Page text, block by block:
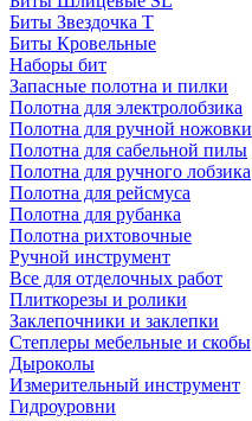
Биты Звездочка T
Биты Кровельные
Наборы бит
Запасные полотна и пилки
Полотна для электролобзика
Полотна для ручной ножовки
Полотна для сабельной пилы
Полотна для ручного лобзика
Полотна для рейсмуса
Полотна для рубанка
Полотна рихтовочные
Ручной инструмент
Все для отделочных работ
Плиткорезы и ролики
Заклепочники и заклепки
Степлеры мебельные и скобы
Дыроколы
Измерительный инструмент
Гидроуровни